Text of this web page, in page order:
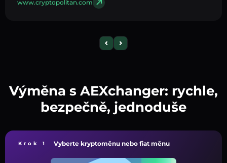
www.cryptopolitan.com
Výměna s AEXchanger: rychle,
bezpečně, jednoduše
Krok 1 Vyberte kryptoměnu nebo fiat měnu